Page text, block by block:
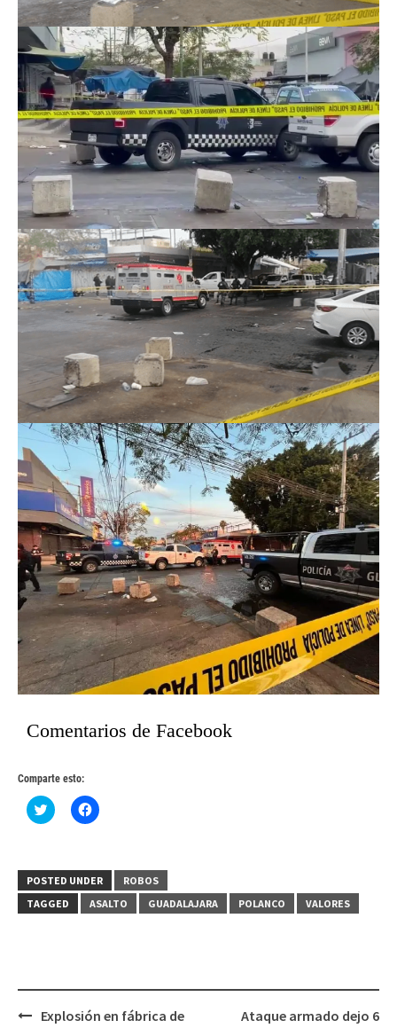
Comentarios de Facebook
Comparte esto:
Haz
clic
(Se
abre
en
una
Haz
clic
(Se
abre
en
una
POSTED UNDER
ROBOS
TAGGED
ASALTO GUADALAJARA POLANCO VALORES
PostExplosión en fábrica de
Ataque armado dejo 6